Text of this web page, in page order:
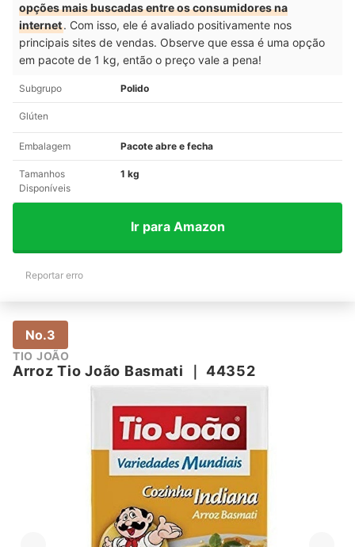
opções mais buscadas entre os consumidores na
internet. Com isso, ele é avaliado positivamente nos
principais sites de vendas. Observe que essa é uma opção
em pacote de 1 kg, então o preço vale a pena!
Subgrupo Polido
Glúten
Embalagem Pacote abre e fecha
Tamanhos
Disponíveis
1 kg
Ir para Amazon
Reportar erro
No.3
TIO JOÃO
Arroz Tio João Basmati ｜44352